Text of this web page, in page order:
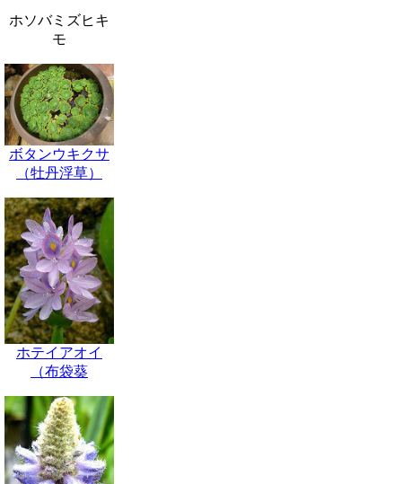
ホソバミズヒキ
モ
ボタンウキクサ
（牡丹浮草）
ホテイアオイ
（布袋葵